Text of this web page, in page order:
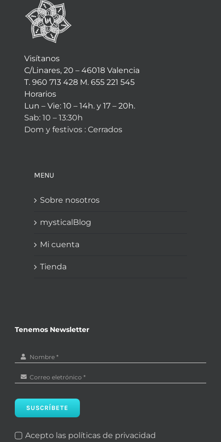
Visítanos
C/Linares, 20 – 46018 Valencia
T. 960 713 428 M. 655 221 545
Horarios
Lun – Vie: 10 – 14h. y 17 – 20h.
Sab: 10 – 13:30h
Dom y festivos : Cerrados
MENU
Sobre nosotros
mysticalBlog
Mi cuenta
Tienda
Tenemos Newsletter
SUSCRÍBETE
Acepto las políticas de privacidad